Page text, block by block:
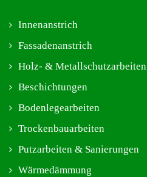
Innenanstrich
Fassadenanstrich
Holz- & Metallschutzarbeiten
Beschichtungen
Bodenlegearbeiten
Trockenbauarbeiten
Putzarbeiten & Sanierungen
Wärmedämmung